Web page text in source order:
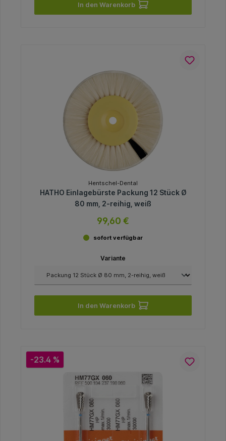
In den Warenkorb
Hentschel-Dental
HATHO Einlagebürste Packung 12 Stück Ø
80 mm, 2-reihig, weiß
99,60 €
sofort verfügbar
Variante
In den Warenkorb
-23.4 %